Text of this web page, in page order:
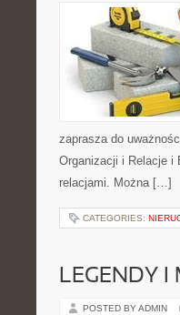
zaprasza do
Organizacji i Relacje i
relacjami. Można […]
CATEGORIES:
LEGENDY I
POSTED BY ADMIN